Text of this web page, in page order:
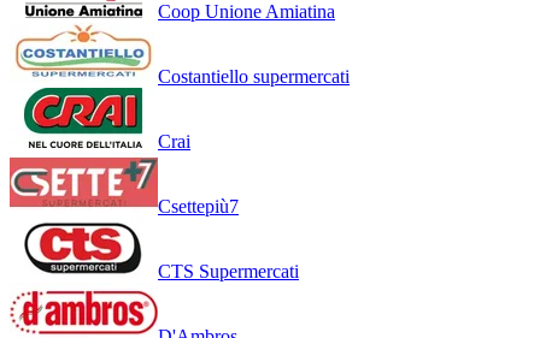
Coop Unione Amiatina
Costantiello supermercati
Crai
Csettepiù7
CTS Supermercati